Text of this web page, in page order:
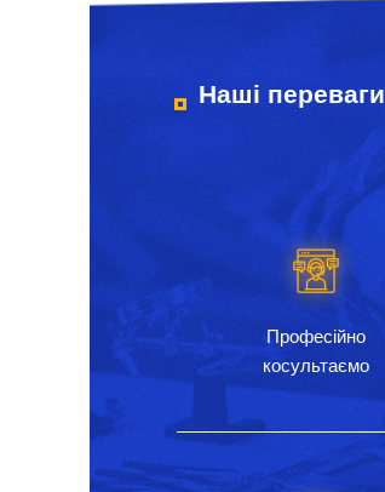
Наші переваги
Професійно
косультаємо